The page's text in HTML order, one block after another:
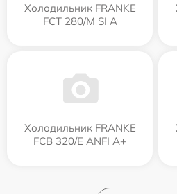
Холодильник FRANKE
FCT 280/M SI A
Холодильник FRANKE
FCB 320/E ANFI A+